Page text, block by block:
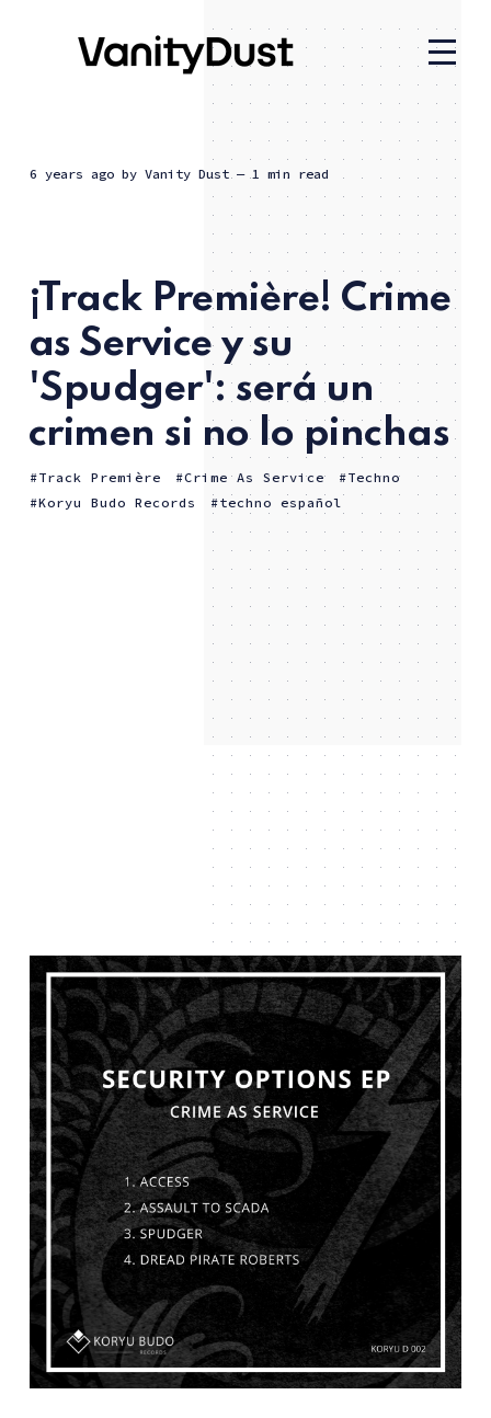
6 years agoby Vanity Dust — 1 min read
¡Track Première! Crime
as Service y su
'Spudger': será un
crimen si no lo pinchas
Track Première Crime As Service
Techno
Koryu Budo Records
techno español